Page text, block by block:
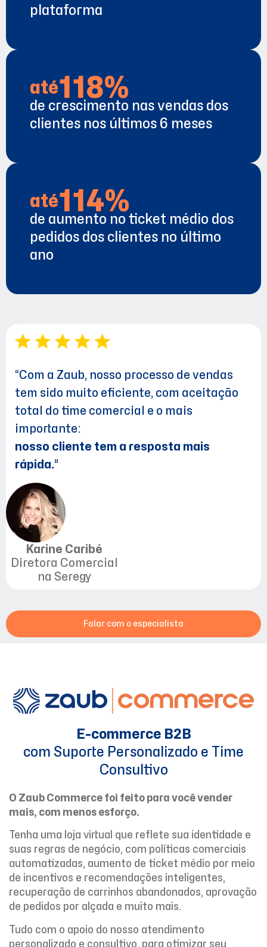
plataforma
até118%
de crescimento nas vendas dos
clientes nos últimos 6 meses
até114%
de aumento no ticket médio dos
pedidos dos clientes no último
ano
“Com a Zaub, nosso processo de vendas
tem sido muito eficiente, com aceitação
total do time comercial e o mais
importante:
nosso cliente tem a resposta mais
rápida.”
Karine Caribé
Diretora Comercial
na Seregy
Falar com o especialista
E-commerce B2B
com Suporte Personalizado e Time
Consultivo
O Zaub Commerce foi feito para você vender
mais, com menos esforço.
Tenha uma loja virtual que reflete sua identidade e
suas regras de negócio, com políticas comerciais
automatizadas, aumento de ticket médio por meio
de incentivos e recomendações inteligentes,
recuperação de carrinhos abandonados, aprovação
de pedidos por alçada e muito mais.
Tudo com o apoio do nosso atendimento
personalizado e consultivo, para otimizar seu